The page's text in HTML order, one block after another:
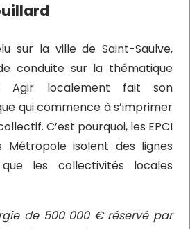
sur la ville de Saint-Saulve,
conduite sur la thématique
Agir localement fait son
qui commence à s’imprimer
C’est pourquoi, les EPCI
Métropole isolent des lignes
les collectivités locales
de 500 000 € réservé par